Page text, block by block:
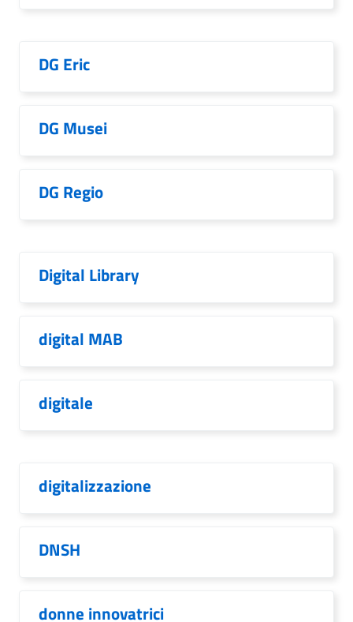
DG Eric
DG Musei
DG Regio
Digital Library
digital MAB
digitale
digitalizzazione
DNSH
donne innovatrici